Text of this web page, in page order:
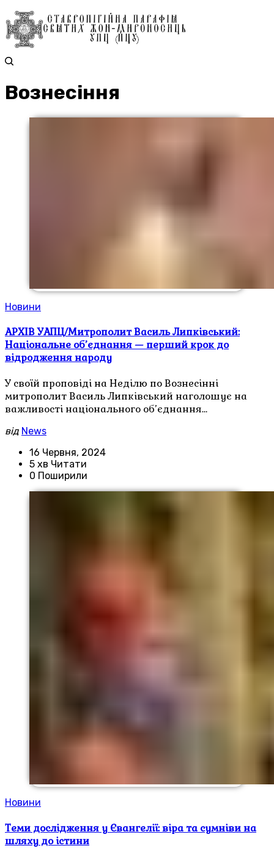
Вознесіння
Новини
АРХІВ УАПЦ/Митрополит Василь Липківський:
Національне об’єднання — перший крок до
відродження народу
У своїй проповіді на Неділю по Вознесінні
митрополит Василь Липківський наголошує на
важливості національного об’єднання…
від News
16 Червня, 2024
5 хв Читати
0 Поширили
Новини
Теми дослідження у Євангелії: віра та сумніви на
шляху до істини